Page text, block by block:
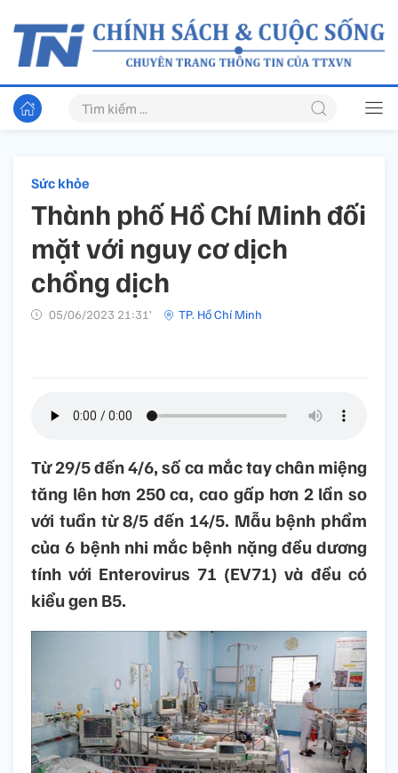
Sức khỏe
Thành phố Hồ Chí Minh đối
mặt với nguy cơ dịch
chồng dịch
05/06/2023 21:31’ TP. Hồ Chí Minh
Từ 29/5 đến 4/6, số ca mắc tay chân miệng
tăng lên hơn 250 ca, cao gấp hơn 2 lần so
với tuần từ 8/5 đến 14/5. Mẫu bệnh phẩm
của 6 bệnh nhi mắc bệnh nặng đều dương
tính với Enterovirus 71 (EV71) và đều có
kiểu gen B5.